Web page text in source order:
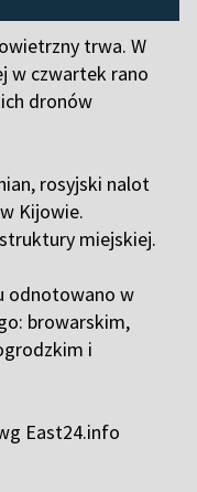
trwa. W
w czwartek rano
dronów
rosyjski nalot
Kijowie.
miejskiej.
odnotowano w
browarskim,
i
East24.info